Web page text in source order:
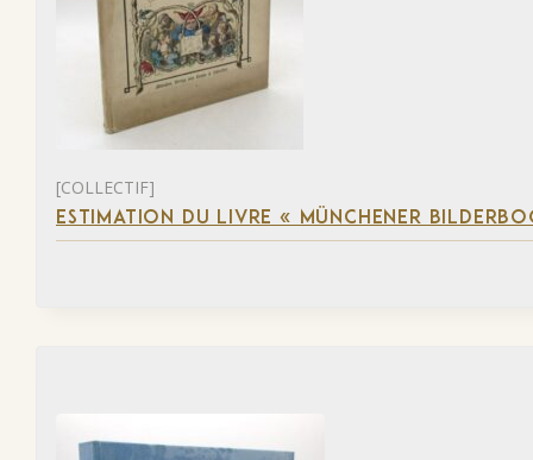
[COLLECTIF]
ESTIMATION DU LIVRE « MÜNCHENER